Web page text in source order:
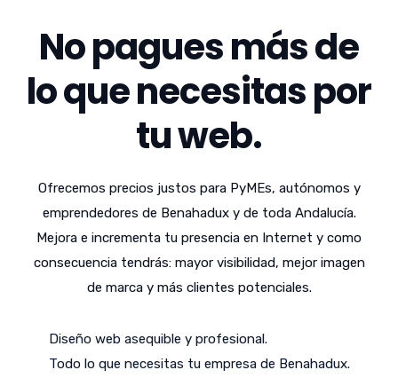
No pagues más de
lo que necesitas por
tu web.
Ofrecemos precios justos para PyMEs, autónomos y
emprendedores de Benahadux y de toda Andalucía.
Mejora e incrementa tu presencia en Internet y como
consecuencia tendrás: mayor visibilidad, mejor imagen
de marca y más clientes potenciales.
Diseño web asequible y profesional.
Todo lo que necesitas tu empresa de Benahadux.